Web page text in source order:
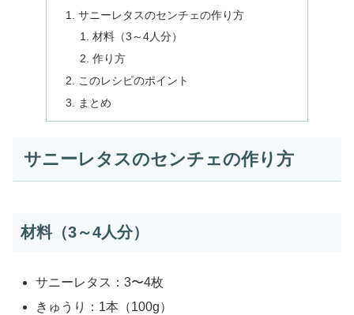
サニーレタスのセンチェの作り方
材料（3～4人分）
作り方
このレシピのポイント
まとめ
サニーレタスのセンチェの作り方
材料（3～4人分）
サニーレタス：3〜4枚
きゅうり：1本（100g）